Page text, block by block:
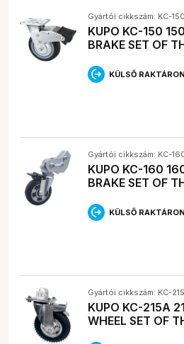
Gyártói cikkszám: KC-150
KUPO KC-150
BRAKE SET OF
KÜLSŐ
Gyártói cikkszám: KC-
KUPO KC-160
BRAKE SET OF
KÜLSŐ
Gyártói cikkszám: KC-
KUPO KC-215A
WHEEL SET OF